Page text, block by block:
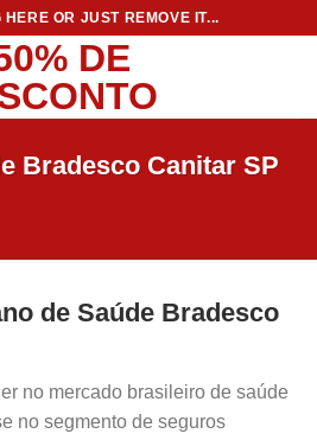
OR JUST REMOVE IT...
Bradesco Canitar SP
de Saúde Bradesco
no mercado brasileiro de saúde
no segmento de seguros